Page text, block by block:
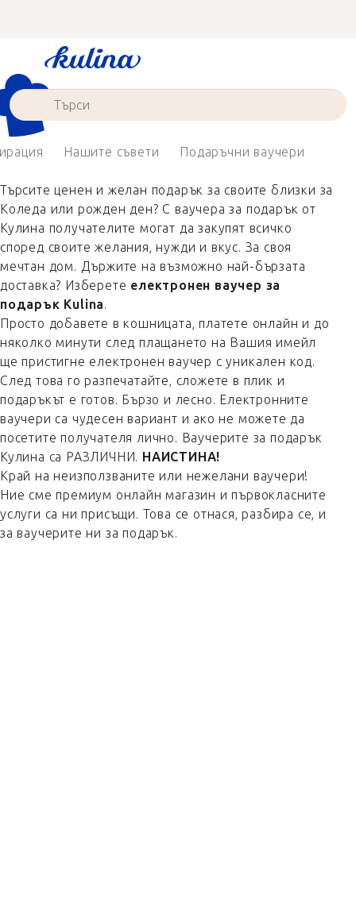
съдържанието
Нашите съвети Подаръчни ваучери
Търсите ценен и желан подарък за своите близки за
Коледа или рожден ден? С ваучера за подарък от
Кулина получателите могат да закупят всичко
според своите желания, нужди и вкус. За своя
мечтан дом. Държите на възможно най-бързата
доставка? Изберете електронен ваучер за
подарък Kulina.
Просто добавете в кошницата, платете онлайн и до
няколко минути след плащането на Вашия имейл
ще пристигне електронен ваучер с уникален код.
След това го разпечатайте, сложете в плик и
подаръкът е готов. Бързо и лесно. Електронните
ваучери са чудесен вариант и ако не можете да
посетите получателя лично. Ваучерите за подарък
Кулина са РАЗЛИЧНИ. НАИСТИНА!
Край на неизползваните или нежелани ваучери!
Ние сме премиум онлайн магазин и първокласните
услуги са ни присъщи. Това се отнася, разбира се, и
за ваучерите ни за подарък.